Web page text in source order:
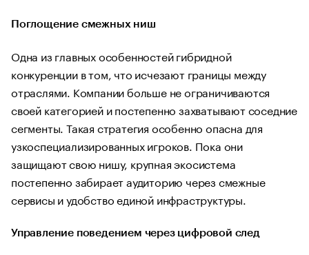
Поглощение смежных ниш
Одна из главных особенностей гибридной
конкуренции в том, что исчезают границы между
отраслями. Компании больше не ограничиваются
своей категорией и постепенно захватывают соседние
сегменты. Такая стратегия особенно опасна для
узкоспециализированных игроков. Пока они
защищают свою нишу, крупная экосистема
постепенно забирает аудиторию через смежные
сервисы и удобство единой инфраструктуры.
Управление поведением через цифровой след